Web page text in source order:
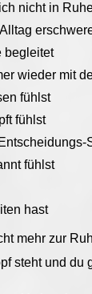
nicht in
begleitet
wieder mit
fühlst
fühlst
fühlst
hast
mehr zur
steht und du